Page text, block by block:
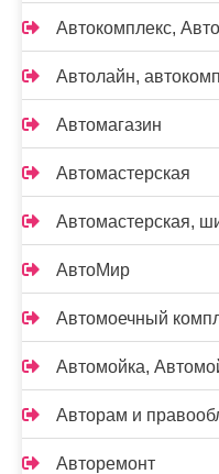
Автокомплекс,
Автолайн,
Автомагазин
Автомастерская
Автомастерская,
АвтоМир
Автомоечный
Автомойка,
Авторам и
Авторемонт